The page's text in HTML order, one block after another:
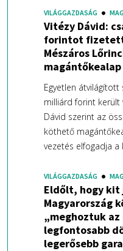
VILÁGGAZDASÁG
Vitézy Dávid:
forintot fizetett
Mészáros
magántőkealap
Egyetlen
milliárd forint került
Dávid szerint az
köthető
vezetés elfogadja
VILÁGGAZDASÁG
Eldőlt, hogy kit
Magyarország
„meghoztuk
legfontosabb
legerősebb